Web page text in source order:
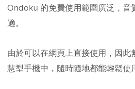
Ondoku 的免費使用範圍廣泛，音
適。
由於可以在網頁上直接使用，因此
慧型手機中，隨時隨地都能輕鬆使